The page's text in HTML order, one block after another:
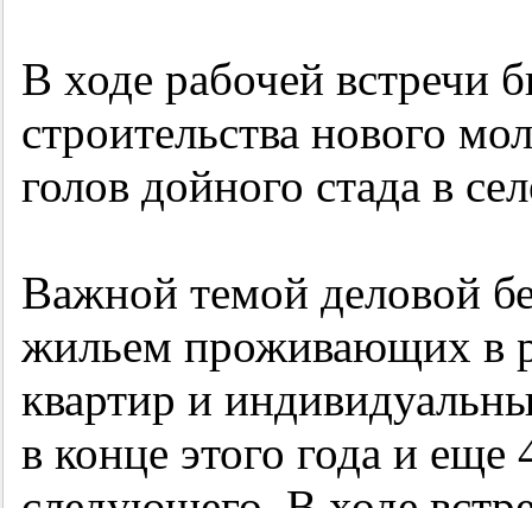
В ходе рабочей встречи
строительства нового
голов дойного стада в
Важной темой деловой
жильем проживающих в
квартир и
в конце этого года и